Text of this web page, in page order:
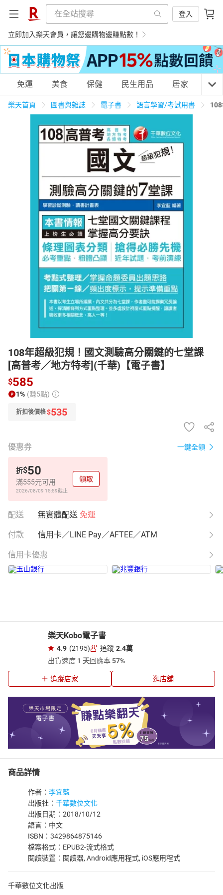
登入
立即加入樂天會員，讓您邊購物邊賺點數！
購物網分類
天天免運 美食蛋糕 養生保健 民生用品
居家生活 3C家電 運動休閒 親子玩具
男裝 化妝保養
日本購物 電子/紙本書
HOT
免運 美食 保健 民生用品 居家 3C
樂天首頁 圖書與雜誌 電子書 語言學習/考試用書
108年超級犯規！國文測驗高分關鍵的七堂課
[高普考／地方特考](千華)【電子書】
$585
1% (賺5點)
折扣後價格$535
優惠券 一鍵全領
折$50
滿555元可用
2026/08/09 15:59截止
領取
配送 無實體配送 免運
付款 信用卡／LINE Pay／AFTEE／ATM
信用卡優惠
樂天Kobo電子書
4.9 (2195) 追蹤 2.4萬
出貨速度 1 天回應率57%
追蹤店家 逛店舖
商品詳情
作者： 李宜藍
出版社： 千華數位文化
出版日期：2018/10/12
語言：中文
ISBN：3429864875146
檔案格式：EPUB2-流式格式
閱讀裝置：閱讀器, Android應用程式, iOS應用程式
千華數位文化出版